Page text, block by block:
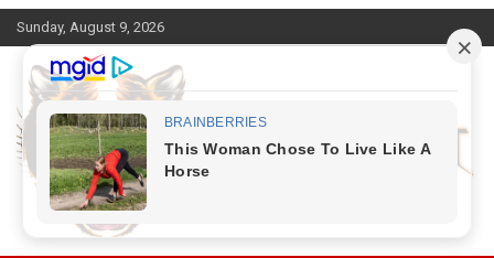
Skip
to
content
Sunday, August 9, 2026